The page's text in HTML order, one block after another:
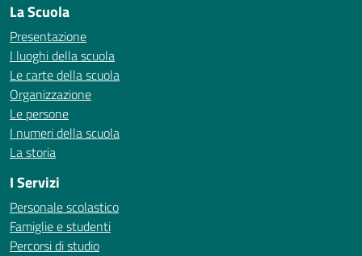
La Scuola
Presentazione
I luoghi della scuola
Le carte della scuola
Organizzazione
Le persone
I numeri della scuola
La storia
I Servizi
Personale scolastico
Famiglie e studenti
Percorsi di studio